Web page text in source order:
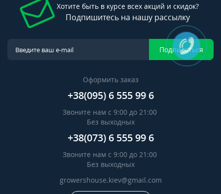
Хотите быть в курсе всех акций и скидок?
Подпишитесь на нашу рассылку
Подписаться
Оформить заказ
+38(095) 6 555 99 6
Звоните нам с 9:00 до 21:00
Без выходных
+38(073) 6 555 99 6
Звоните нам с 9:00 до 21:00
Без выходных
growershouse.kiev@gmail.com